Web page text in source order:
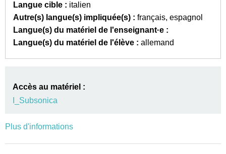
Langue cible : italien
Autre(s) langue(s) impliquée(s) : français espagnol
Langue(s) du matériel de l'enseignant·e :
Langue(s) du matériel de l'élève : allemand
Accès au matériel :
I_Subsonica
Plus d'informations